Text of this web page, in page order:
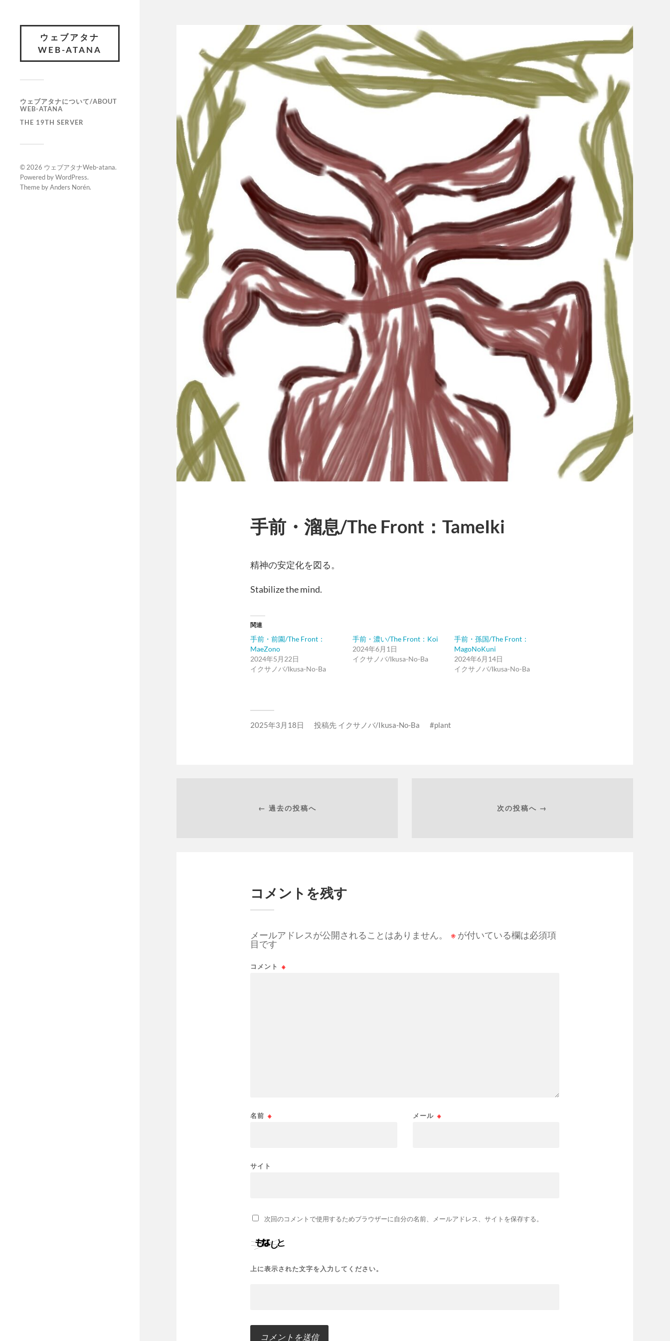
ウェブアタナ
WEB-ATANA
ウェブアタナについて/ABOUT
WEB-ATANA
THE 19TH SERVER
© 2026 ウェブアタナWeb-atana.
Powered byWordPress.
Theme byAnders Norén.
手前・溜息/The Front：TameIki
精神の安定化を図る。
Stabilize the mind.
関連
手前・前園/The Front：
MaeZono
2024年5月22日
イクサノバ/Ikusa-No-Ba
手前・濃い/The Front：Koi
2024年6月1日
イクサノバ/Ikusa-No-Ba
手前・孫国/The Front：
MagoNoKuni
2024年6月14日
イクサノバ/Ikusa-No-Ba
2025年3月18日 投稿先 イクサノバ/Ikusa-No-Ba plant
← 過去の投稿へ 次の投稿へ →
コメントを残す
メールアドレスが公開されることはありません。 ※ が付いている欄は必須項
目です
コメント ※
名前 ※ メール ※
サイト
次回のコメントで使用するためブラウザーに自分の名前、メールアドレス、サイトを保存する。
上に表示された文字を入力してください。